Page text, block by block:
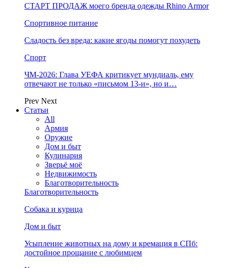
СТАРТ ПРОДАЖ моего бренда одежды Rhino Armor
Спортивное питание
Сладость без вреда: какие ягоды помогут похудеть
Спорт
ЧМ-2026: Глава УЕФА критикует мундиаль, ему
отвечают не только «письмом 13-и», но и…
Prev Next
Статьи
All
Армия
Оружие
Дом и быт
Кулинария
Зверьё моё
Недвижимость
Благотворительность
Благотворительность
Собака и курица
Дом и быт
Усыпление животных на дому и кремация в СПб:
достойное прощание с любимцем